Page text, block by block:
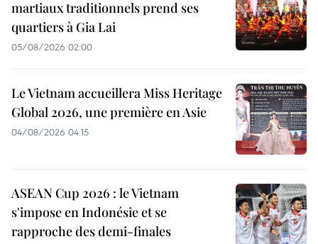
martiaux traditionnels prend ses
quartiers à Gia Lai
05/08/2026 02:00
Le Vietnam accueillera Miss Heritage
Global 2026, une première en Asie
04/08/2026 04:15
ASEAN Cup 2026 : le Vietnam
s'impose en Indonésie et se
rapproche des demi-finales